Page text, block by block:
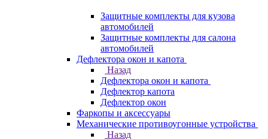
Защитные комплекты для кузова
автомобилей
Защитные комплекты для салона
автомобилей
Дефлектора окон и капота
Назад
Дефлектора окон и капота
Дефлектор капота
Дефлектор окон
Фаркопы и аксессуары
Механические противоугонные устройства
Назад